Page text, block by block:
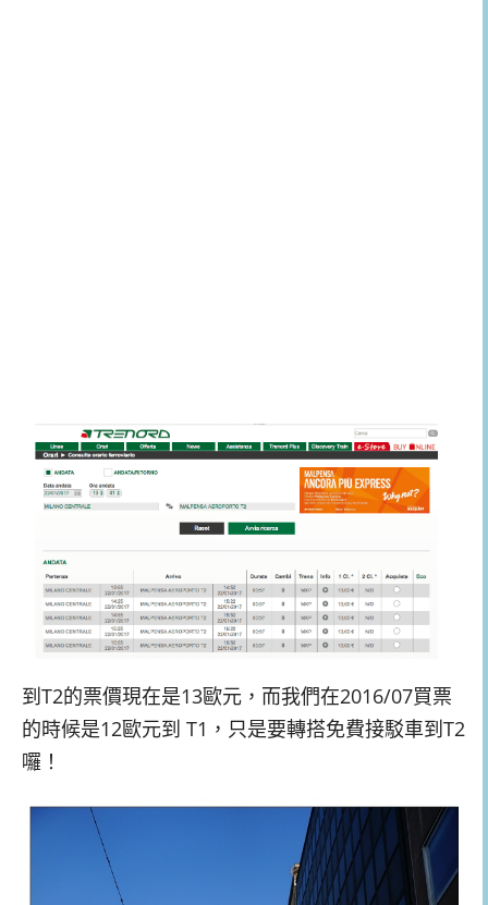
到T2的票價現在是13歐元，而我們在2016/07買票
的時候是12歐元到 T1，只是要轉搭免費接駁車到T2
囉！